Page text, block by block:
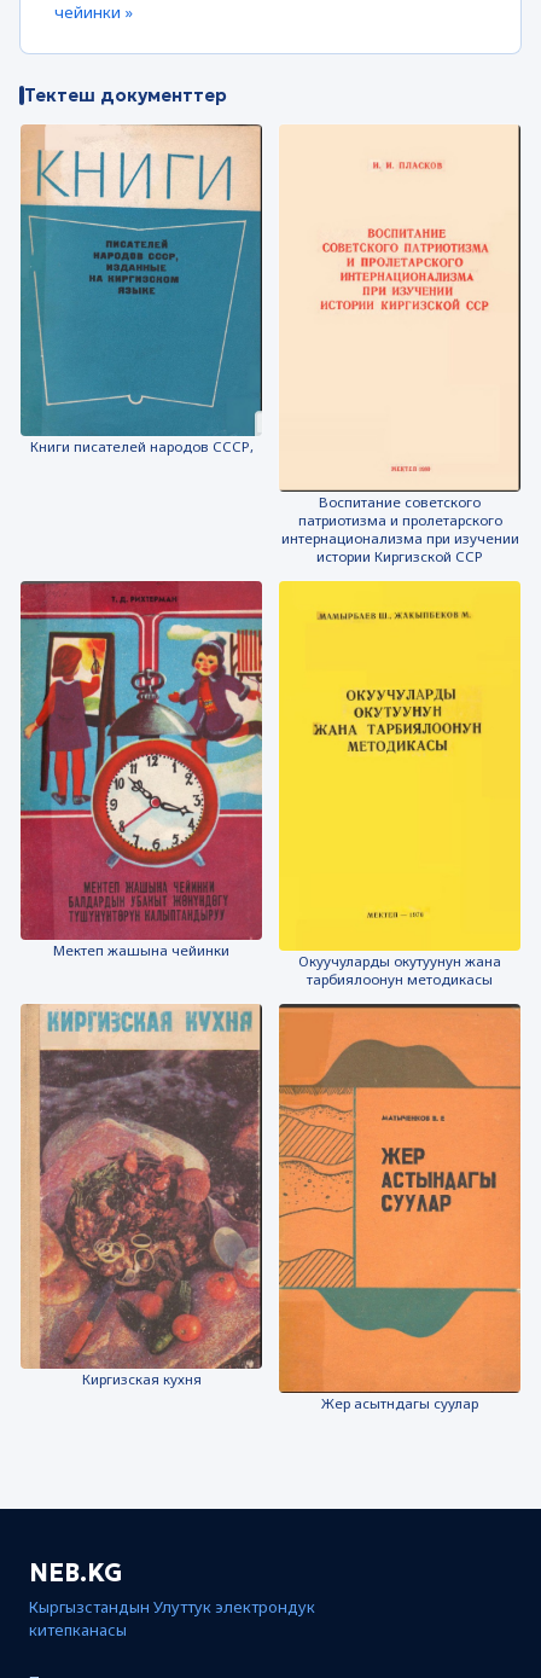
чейинки »
Тектеш документтер
Книги писателей народов СССР,
Воспитание советского
патриотизма и пролетарского
интернационализма при изучении
истории Киргизской ССР
Мектеп жашына чейинки
Окуучуларды окутуунун жана
тарбиялоонун методикасы
Киргизская кухня
Жер асытндагы суулар
NEB.KG
Кыргызстандын Улуттук электрондук
китепканасы